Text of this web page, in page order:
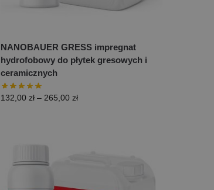
NANOBAUER GRESS impregnat
hydrofobowy do płytek gresowych i
ceramicznych
132,00 zł – 265,00 zł